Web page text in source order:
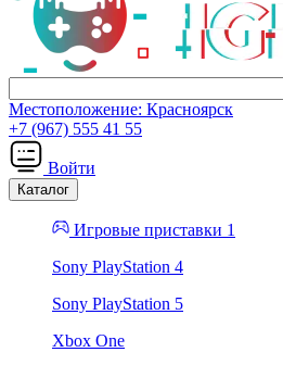
Местоположение: Красноярск
+7 (967) 555 41 55
Войти
Каталог
Игровые приставки 1
Sony PlayStation 4
Sony PlayStation 5
Xbox One